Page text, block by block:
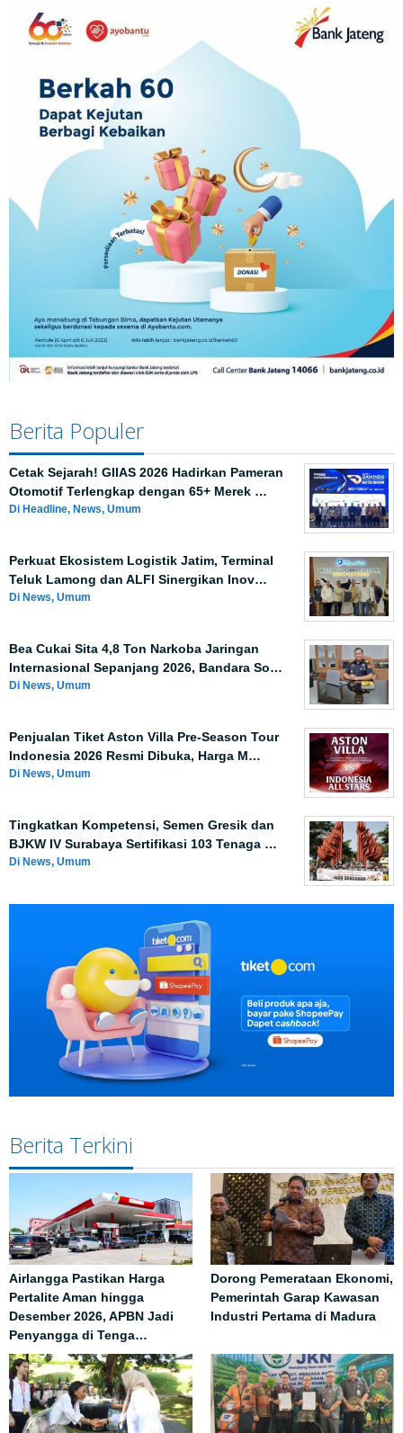
Berita Populer
Cetak Sejarah! GIIAS 2026 Hadirkan Pameran
Otomotif Terlengkap dengan 65+ Merek …
Di Headline, News, Umum
Perkuat Ekosistem Logistik Jatim, Terminal
Teluk Lamong dan ALFI Sinergikan Inov…
Di News, Umum
Bea Cukai Sita 4,8 Ton Narkoba Jaringan
Internasional Sepanjang 2026, Bandara So…
Di News, Umum
Penjualan Tiket Aston Villa Pre-Season Tour
Indonesia 2026 Resmi Dibuka, Harga M…
Di News, Umum
Tingkatkan Kompetensi, Semen Gresik dan
BJKW IV Surabaya Sertifikasi 103 Tenaga …
Di News, Umum
Berita Terkini
Airlangga Pastikan Harga
Pertalite Aman hingga
Desember 2026, APBN Jadi
Penyangga di Tenga…
Dorong Pemerataan Ekonomi,
Pemerintah Garap Kawasan
Industri Pertama di Madura